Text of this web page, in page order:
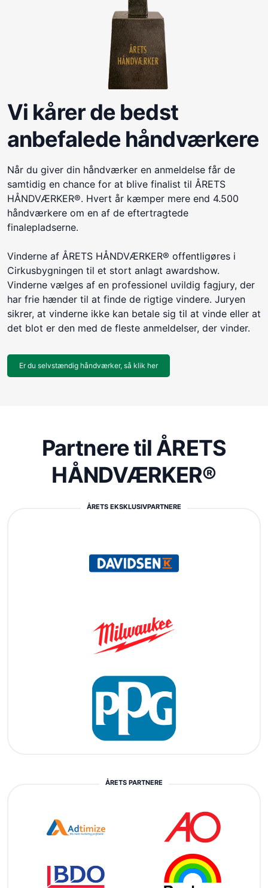
Vi kårer de bedst
anbefalede håndværkere
Når du giver din håndværker en anmeldelse får de
samtidig en chance for at blive finalist til ÅRETS
HÅNDVÆRKER®. Hvert år kæmper mere end 4.500
håndværkere om en af de eftertragtede
finalepladserne.
Vinderne af ÅRETS HÅNDVÆRKER® offentligøres i
Cirkusbygningen til et stort anlagt awardshow.
Vinderne vælges af en professionel uvildig fagjury, der
har frie hænder til at finde de rigtige vindere. Juryen
sikrer, at vinderne ikke kan betale sig til at vinde eller at
det blot er den med de fleste anmeldelser, der vinder.
Er du selvstændig håndværker, så klik her
Partnere til ÅRETS
HÅNDVÆRKER®
ÅRETS EKSKLUSIVPARTNERE
ÅRETS PARTNERE